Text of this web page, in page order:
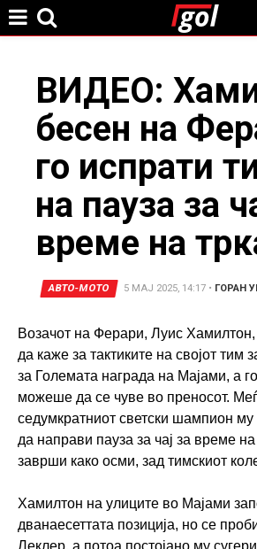
here
ВИДЕО:
бесен на
го испрати
на пауза за
време на
АВТО-МОТО 5 МАЈ 2025, 14:17 • ГОРАН
Возачот на Ферари, Луис
да каже за тактиките на својот тим
за Големата награда на Мајами, а
можеше да се чуве во преносот.
седумкратниот светски шампион му
да направи пауза за чај за време на
заврши како осми, зад тимскиот
Хамилтон на улиците во Мајами
дванаесеттата позиција, но се
Леклер, а потоа постојано му